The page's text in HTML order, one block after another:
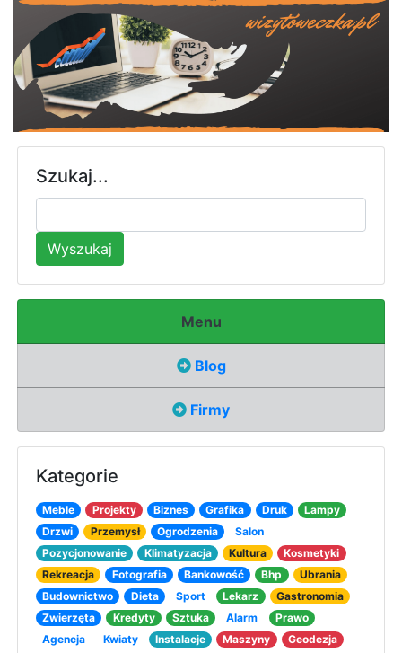
Szukaj...
Wyszukaj
Menu
Blog
Firmy
Kategorie
Meble Projekty Biznes Grafika Druk
Lampy
Drzwi
Przemysł Ogrodzenia
Salon
Pozycjonowanie
Klimatyzacja Kultura
Kosmetyki
Rekreacja
Fotografia Bankowość Bhp
Ubrania
Budownictwo
Dieta Sport Lekarz
Gastronomia
Zwierzęta
Kredyty Sztuka Alarm
Prawo
Agencja
Kwiaty Instalacje Maszyny
Geodezja